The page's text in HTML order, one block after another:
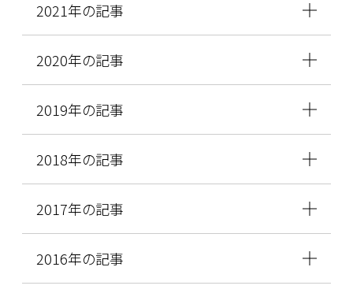
2021年の記事
2020年の記事
2019年の記事
2018年の記事
2017年の記事
2016年の記事